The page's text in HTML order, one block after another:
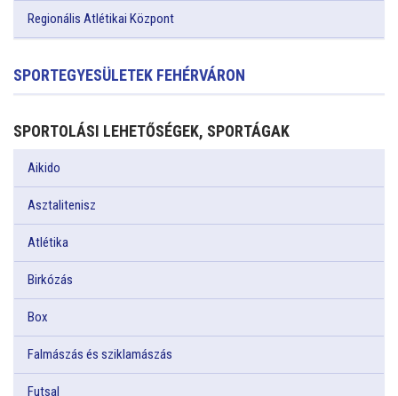
Regionális Atlétikai Központ
SPORTEGYESÜLETEK FEHÉRVÁRON
SPORTOLÁSI LEHETŐSÉGEK, SPORTÁGAK
Aikido
Asztalitenisz
Atlétika
Birkózás
Box
Falmászás és sziklamászás
Futsal